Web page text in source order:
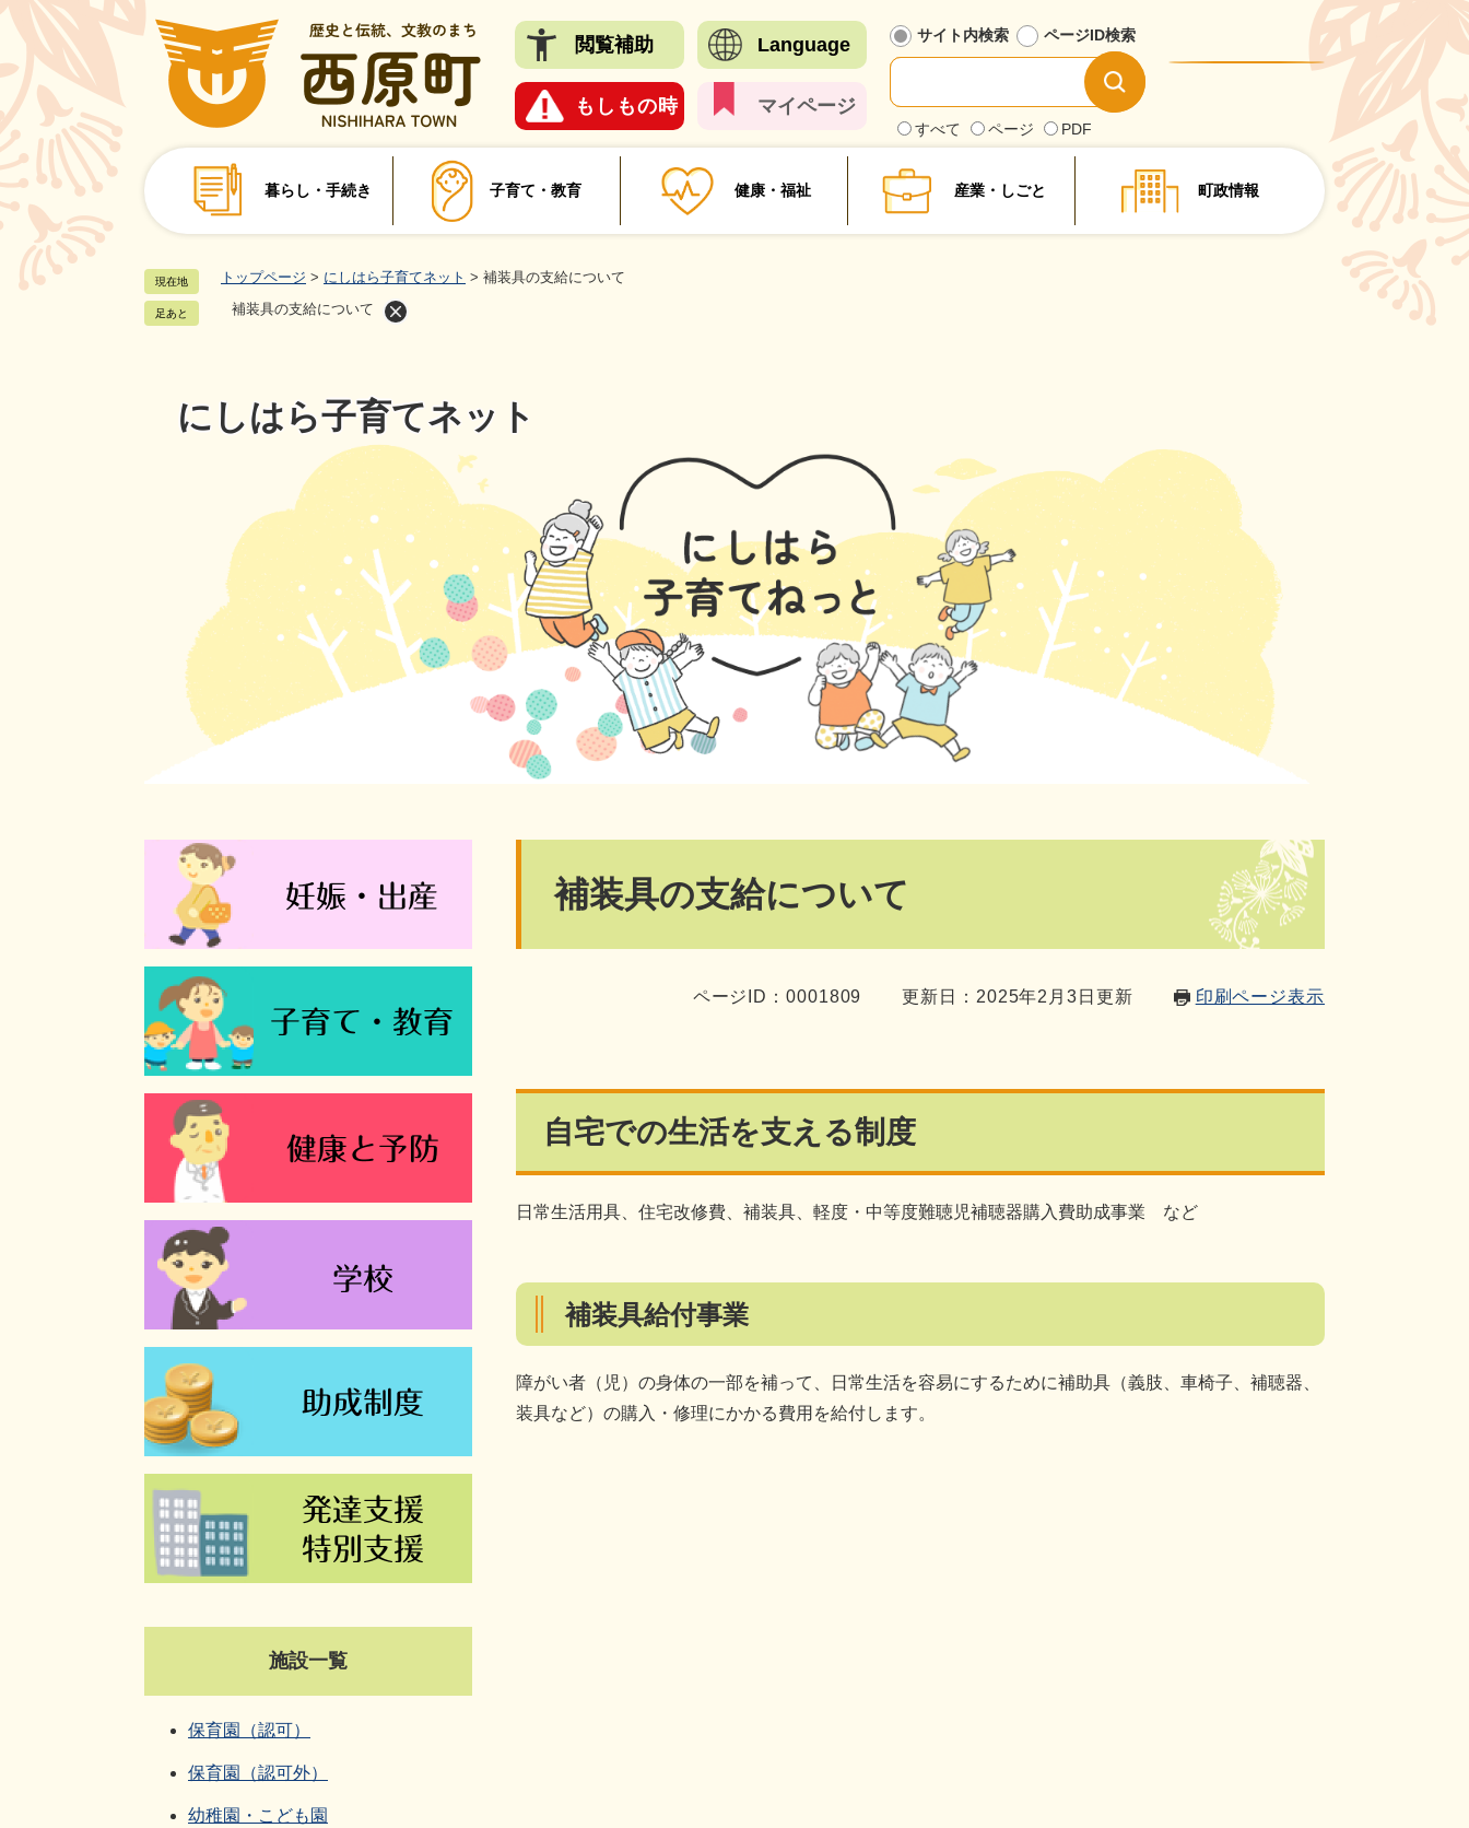
ペ
ジ
先
頭
で
。
閲覧補助 Language
もしもの時 マイページ
サイト内検索
検
索
対
象
すべて ページ PDF
ページID検索
探
暮らし・手続き 子育て・教育 健康・福祉 産業・しごと 町政情報
現在地 トップページ > にしはら子育てネット > 補装具の支給について
足あと 補装具の支給について
にしはら子育てネット
補装具の支給について
ページID：0001809 更新日：2025年2月3日更新 印刷ページ表示
自宅での生活を支える制度
日常生活用具、住宅改修費、補装具、軽度・中等度難聴児補聴器購入費助成事業 など
補装具給付事業
障がい者（児）の身体の一部を補って、日常生活を容易にするために補助具（義肢、車椅子、補聴器、
装具など）の購入・修理にかかる費用を給付します。
施設一覧
保育園（認可）
保育園（認可外）
幼稚園・こども園